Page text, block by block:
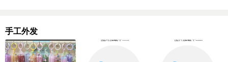
手工外发